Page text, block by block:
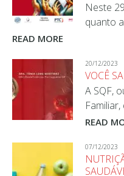
Neste
quanto
READ MORE
20/12/2023
VOCÊ
A SQF,
READ
07/12/2023